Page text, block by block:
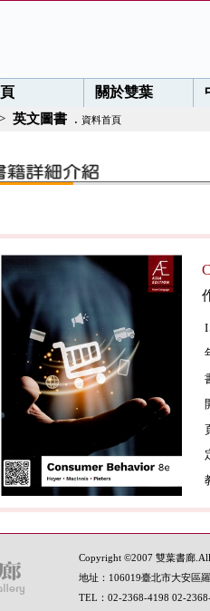
關於雙葉
英文圖書 . 資料首頁
Copyright ©2007 雙葉書廊.All
地址：106019臺北市大安區
TEL：02-2368-4198 02-